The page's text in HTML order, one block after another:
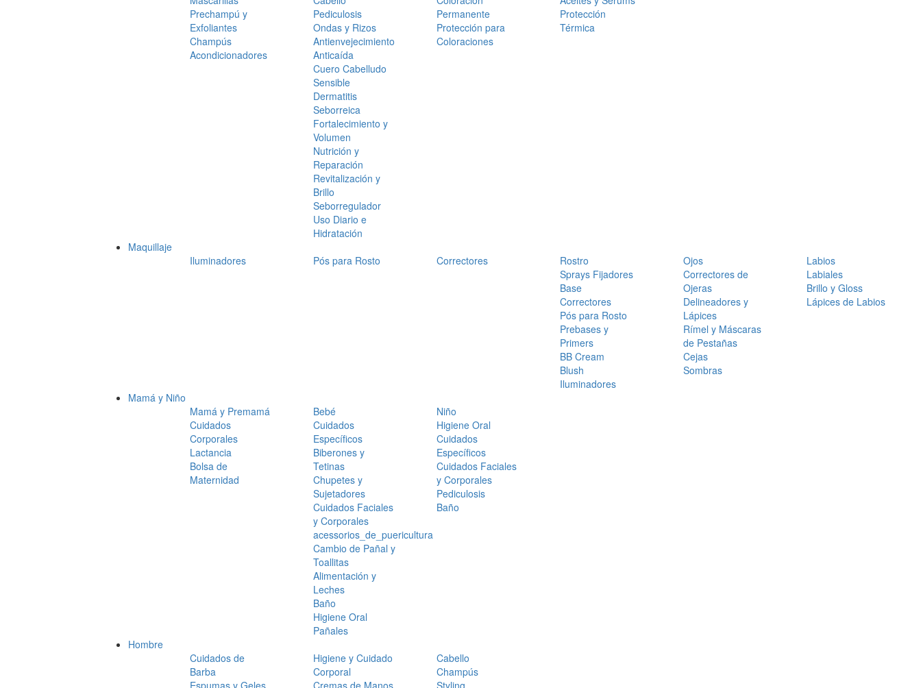
Prechampú y
Exfoliantes
Champús
Acondicionadores
Pediculosis
Ondas y Rizos
Antienvejecimiento
Anticaída
Cuero Cabelludo
Sensible
Dermatitis
Seborreica
Fortalecimiento y
Volumen
Nutrición y
Reparación
Revitalización y
Brillo
Seborregulador
Uso Diario e
Hidratación
Permanente
Protección para
Coloraciones
Protección
Térmica
Maquillaje
Iluminadores
Pós para Rosto Correctores
Rostro
Sprays Fijadores
Base
Correctores
Pós para Rosto
Prebases y
Primers
BB Cream
Blush
Iluminadores
Ojos
Correctores de
Ojeras
Delineadores y
Lápices
Rímel y Máscaras
de Pestañas
Cejas
Sombras
Labios
Labiales
Brillo y Gloss
Lápices de Labios
Mamá y Niño
Mamá y Premamá
Cuidados
Corporales
Lactancia
Bolsa de
Maternidad
Bebé
Cuidados
Específicos
Biberones y
Tetinas
Chupetes y
Sujetadores
Cuidados Faciales
y Corporales
acessorios_de_puericultura
Cambio de Pañal y
Toallitas
Alimentación y
Leches
Baño
Higiene Oral
Pañales
Niño
Higiene Oral
Cuidados
Específicos
Cuidados Faciales
y Corporales
Pediculosis
Baño
Hombre
Cuidados de
Barba
Higiene y Cuidado
Corporal
Cabello
Champús